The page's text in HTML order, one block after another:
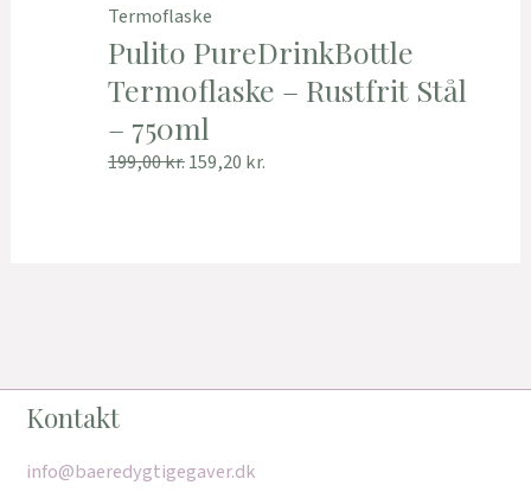
Termoflaske
Pulito PureDrinkBottle
Termoflaske – Rustfrit Stål
– 750ml
199,00kr.159,20 kr.
Kontakt
info@baeredygtigegaver.dk